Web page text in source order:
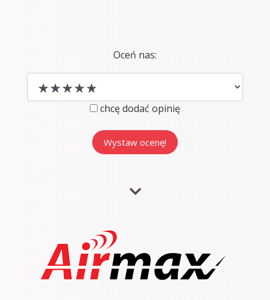
Oceń nas:
chcę dodać opinię